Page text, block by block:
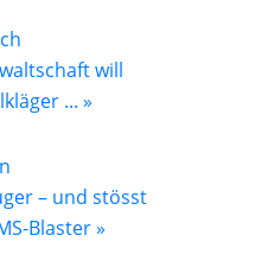
will
... »
– und stösst
Blaster »